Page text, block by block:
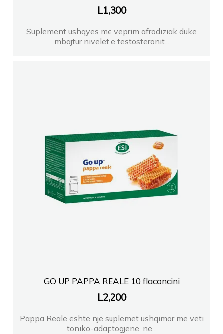
L1,300
Suplement ushqyes me veprim afrodiziak duke
mbajtur nivelet e testosteronit...
GO UP PAPPA REALE 10 flaconcini
L2,200
Pappa Reale është një suplemet ushqimor me veti
toniko-adaptogjene, në...